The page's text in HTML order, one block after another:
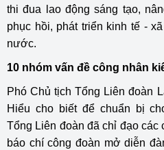
thi đua lao động sáng tạo,
phục hồi, phát triển kinh tế -
nước.
10 nhóm vấn đề công nhân
Phó Chủ tịch Tổng Liên đoàn
Hiểu cho biết để chuẩn bị
Tổng Liên đoàn đã chỉ đạo các
báo chí công đoàn mở diễn